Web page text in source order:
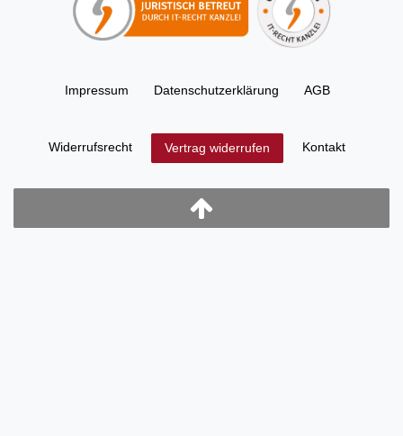
Impressum Daten­schutz­erklärung AGB
Widerrufs­recht Vertrag widerrufen Kontakt